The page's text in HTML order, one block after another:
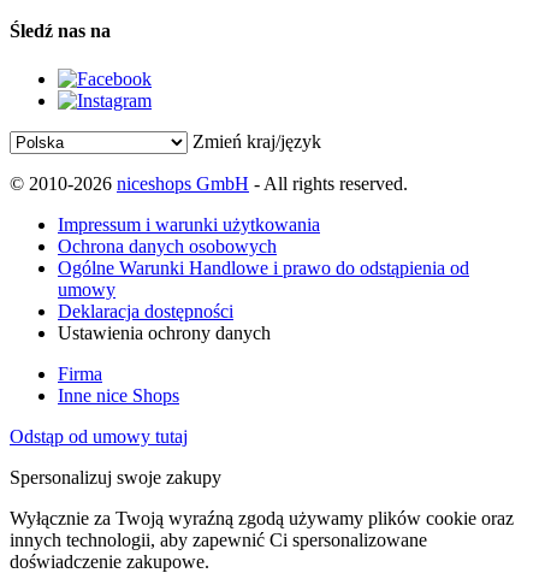
Śledź nas na
Zmień kraj/język
© 2010-2026 niceshops GmbH - All rights reserved.
Impressum i warunki użytkowania
Ochrona danych osobowych
Ogólne Warunki Handlowe i prawo do odstąpienia od
umowy
Deklaracja dostępności
Ustawienia ochrony danych
Firma
Inne nice Shops
Odstąp od umowy tutaj
Spersonalizuj swoje zakupy
Wyłącznie za Twoją wyraźną zgodą używamy plików cookie oraz
innych technologii, aby zapewnić Ci spersonalizowane
doświadczenie zakupowe.